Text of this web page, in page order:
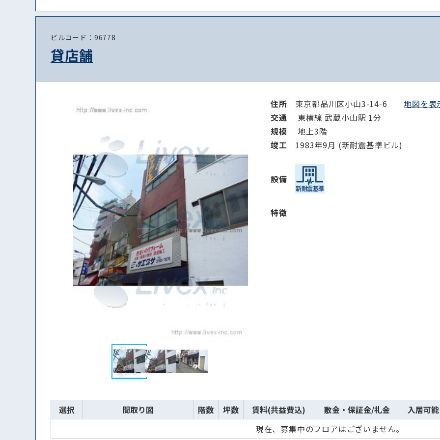
ビルコード：96778
貸店舗
住所 東京都品川区小山3-14-6地図を
交通
東横線 武蔵小山駅 1分
規模
地上3階
竣⼯ 1983年9月 (新耐震基準ビル)
設備
特徴
選択 間取り図 階数 坪数 賃料(共益費込) 敷金・保証金/礼金
入居可
現在、募集中のフロアはございません。